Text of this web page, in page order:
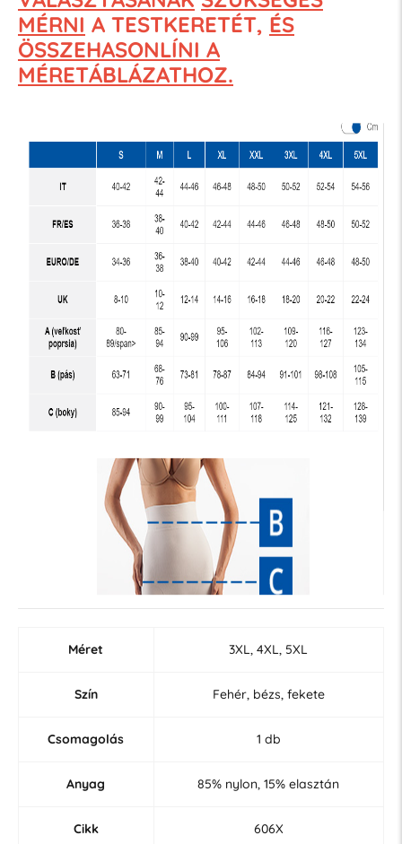
MÉRNI A TESTKERETÉT, ÉS
ÖSSZEHASONLÍNI A
MÉRETÁBLÁZATHOZ.
Méret 3XL, 4XL, 5XL
Szín Fehér, bézs, fekete
Csomagolás 1 db
Anyag 85% nylon, 15% elasztán
Cikk 606X